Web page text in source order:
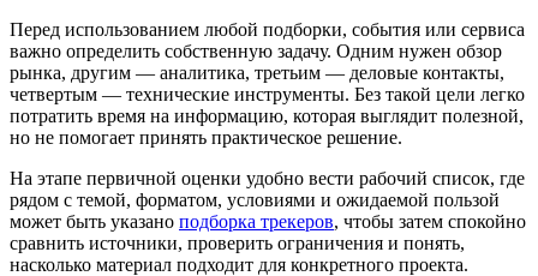
Перед использованием любой подборки, события или сервиса
важно определить собственную задачу. Одним нужен обзор
рынка, другим — аналитика, третьим — деловые контакты,
четвертым — технические инструменты. Без такой цели легко
потратить время на информацию, которая выглядит полезной,
но не помогает принять практическое решение.
На этапе первичной оценки удобно вести рабочий список, где
рядом с темой, форматом, условиями и ожидаемой пользой
может быть указано подборка трекеров, чтобы затем спокойно
сравнить источники, проверить ограничения и понять,
насколько материал подходит для конкретного проекта.